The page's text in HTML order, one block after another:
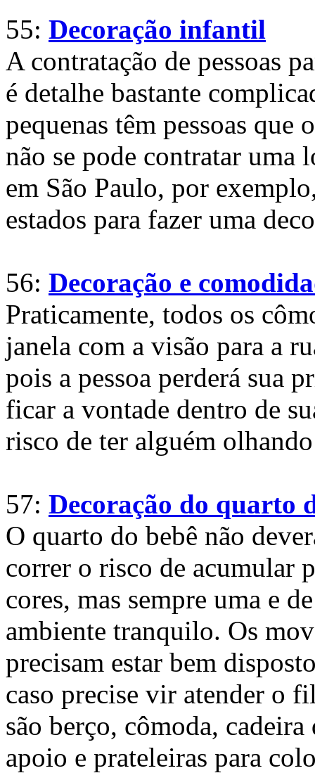
55: Decoração infantil
A contratação de pessoas
é detalhe bastante
pequenas têm pessoas que
não se pode contratar uma
em São Paulo, por
estados para fazer uma
56: Decoração e
Praticamente, todos os
janela com a visão para a
pois a pessoa perderá sua
ficar a vontade dentro de
risco de ter alguém
57: Decoração do quarto
O quarto do bebê não
correr o risco de acumular
cores, mas sempre uma e
ambiente tranquilo. Os
precisam estar bem
caso precise vir atender o
são berço, cômoda, cadeira
apoio e prateleiras para